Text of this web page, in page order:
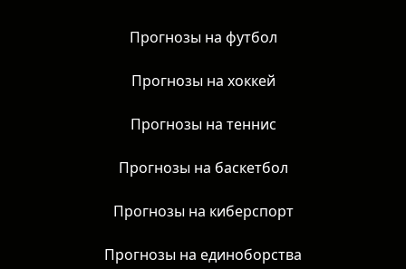
Прогнозы на футбол
Прогнозы на хоккей
Прогнозы на теннис
Прогнозы на баскетбол
Прогнозы на киберспорт
Прогнозы на единоборства